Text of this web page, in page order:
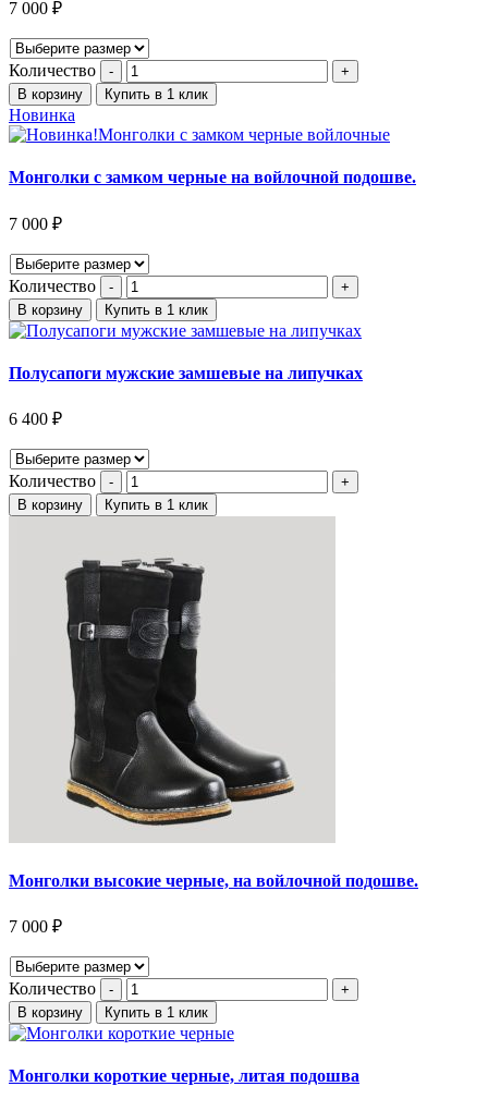
7 000 ₽
Количество
В корзину Купить в 1 клик
Новинка
Монголки с замком черные на войлочной подошве.
7 000 ₽
Количество
В корзину Купить в 1 клик
Полусапоги мужские замшевые на липучках
6 400 ₽
Количество
В корзину Купить в 1 клик
Монголки высокие черные, на войлочной подошве.
7 000 ₽
Количество
В корзину Купить в 1 клик
Монголки короткие черные, литая подошва